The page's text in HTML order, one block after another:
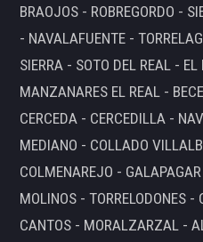
BRAOJOS - ROBREGORDO -
- NAVALAFUENTE -
SIERRA - SOTO DEL REAL -
MANZANARES EL REAL -
CERCEDA - CERCEDILLA -
MEDIANO - COLLADO
COLMENAREJO -
MOLINOS - TORRELODONES
CANTOS - MORALZARZAL -